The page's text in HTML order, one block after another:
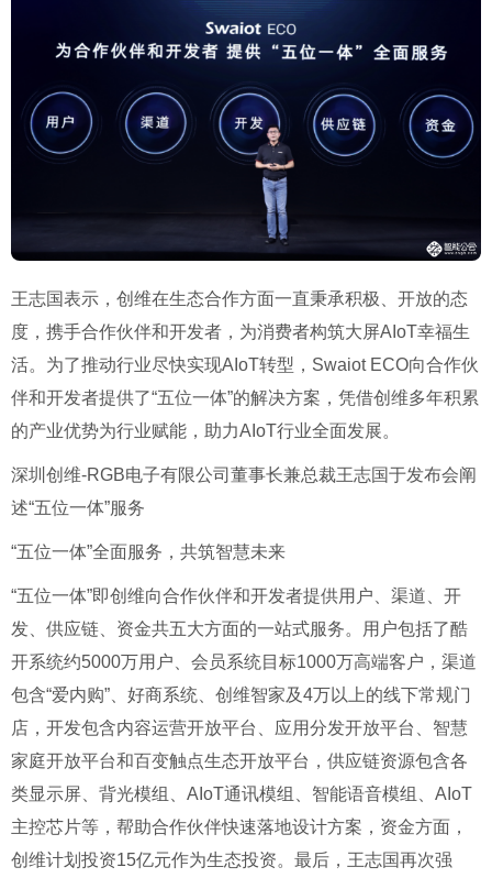
王志国表示，创维在生态合作方面一直秉承积极、开放的态
度，携手合作伙伴和开发者，为消费者构筑大屏AIoT幸福生
活。为了推动行业尽快实现AIoT转型，Swaiot ECO向合作伙
伴和开发者提供了“五位一体”的解决方案，凭借创维多年积累
的产业优势为行业赋能，助力AIoT行业全面发展。
深圳创维-RGB电子有限公司董事长兼总裁王志国于发布会阐
述“五位一体”服务
“五位一体”全面服务，共筑智慧未来
“五位一体”即创维向合作伙伴和开发者提供用户、渠道、开
发、供应链、资金共五大方面的一站式服务。用户包括了酷
开系统约5000万用户、会员系统目标1000万高端客户，渠道
包含“爱内购”、好商系统、创维智家及4万以上的线下常规门
店，开发包含内容运营开放平台、应用分发开放平台、智慧
家庭开放平台和百变触点生态开放平台，供应链资源包含各
类显示屏、背光模组、AIoT通讯模组、智能语音模组、AIoT
主控芯片等，帮助合作伙伴快速落地设计方案，资金方面，
创维计划投资15亿元作为生态投资。最后，王志国再次强